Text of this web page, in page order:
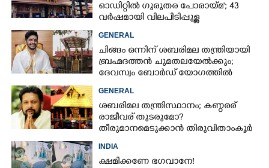
ഓഡിറ്റിൽ ഗുരുതര പോരായ്മ'; 43
വർഷമായി വിലപിടിപ്പുള്ള
നടത്തിയിട്ടില്ലെന്ന് ഹൈക്കോടതി
GENERAL
ചിങ്ങം ഒന്നിന് ശബരിമല തന്ത്രിയായി
ബ്രഹ്മദത്തൻ ചുമതലയേൽക്കും;
ദേവസ്വം ബോർഡ് യോഗത്തിൽ
GENERAL
ശബരിമല തന്ത്രിസ്ഥാനം; കണ്ഠരര്
രാജീവര് തുടരുമോ?
തീരുമാനമെടുക്കാൻ തിരുവിതാംകൂർ
INDIA
ക്ഷമിക്കണേ ഭഗവാനേ!